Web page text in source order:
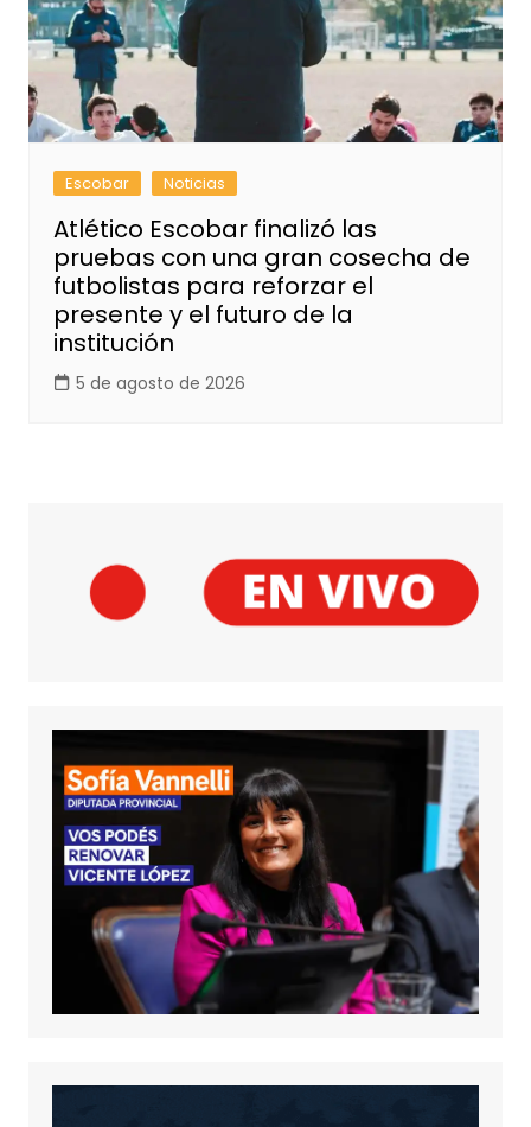
Escobar Noticias
Atlético Escobar finalizó las
pruebas con una gran cosecha de
futbolistas para reforzar el
presente y el futuro de la
institución
5 de agosto de 2026